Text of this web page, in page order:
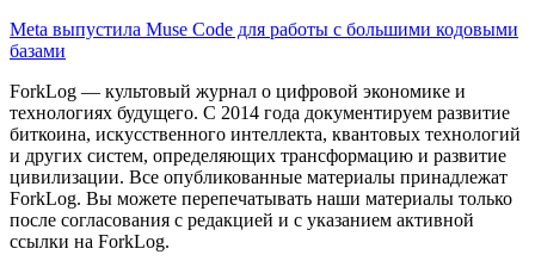
Meta выпустила Muse Code для работы с большими кодовыми
базами
ForkLog — культовый журнал о цифровой экономике и
технологиях будущего. С 2014 года документируем развитие
биткоина, искусственного интеллекта, квантовых технологий
и других систем, определяющих трансформацию и развитие
цивилизации. Все опубликованные материалы принадлежат
ForkLog. Вы можете перепечатывать наши материалы только
после согласования с редакцией и с указанием активной
ссылки на ForkLog.